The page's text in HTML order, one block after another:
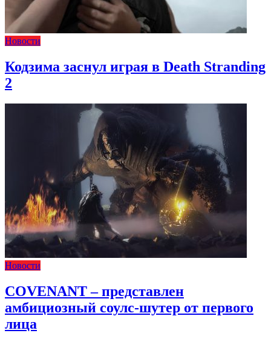
Новости
Кодзима заснул играя в Death Stranding
2
Новости
COVENANT – представлен
амбициозный соулс-шутер от первого
лица